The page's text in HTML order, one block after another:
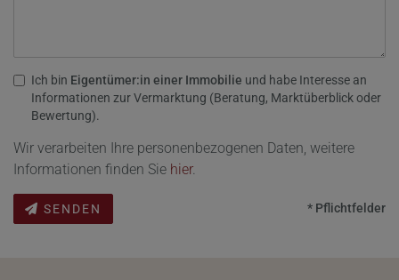
Ich bin Eigentümer:in einer Immobilie und habe Interesse an
Informationen zur Vermarktung (Beratung, Marktüberblick oder
Bewertung).
Wir verarbeiten Ihre personenbezogenen Daten, weitere
Informationen finden Sie hier.
SENDEN * Pflichtfelder